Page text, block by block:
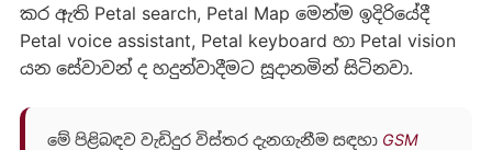
කර ඇති Petal search, Petal Map මෙන්ම ඉදිරියේදී
Petal voice assistant, Petal keyboard හා Petal vision
යන සේවාවන් ද හදුන්වාදීමට සූදානමින් සිටිනවා.
මේ පිළිබඳව වැඩිදුර විස්තර දැනගැනීම සඳහා GSM